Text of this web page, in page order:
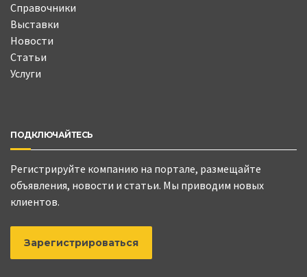
Справочники
Выставки
Новости
Статьи
Услуги
ПОДКЛЮЧАЙТЕСЬ
Регистрируйте компанию на портале, размещайте
объявления, новости и статьи. Мы приводим новых
клиентов.
Зарегистрироваться